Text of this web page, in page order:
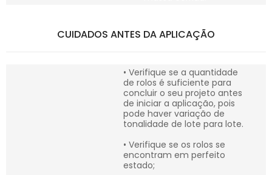
CUIDADOS ANTES DA APLICAÇÃO
• Verifique se a quantidade
de rolos é suficiente para
concluir o seu projeto antes
de iniciar a aplicação, pois
pode haver variação de
tonalidade de lote para lote.
• Verifique se os rolos se
encontram em perfeito
estado;